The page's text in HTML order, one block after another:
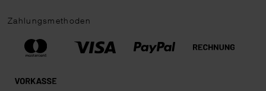
Zahlungsmethoden